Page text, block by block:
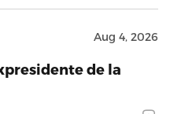
Aug 4, 2026
de la